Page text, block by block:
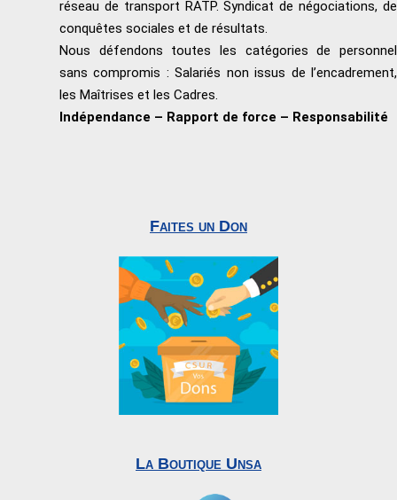
réseau de transport RATP. Syndicat de négociations, de
conquêtes sociales et de résultats.
Nous défendons toutes les catégories de personnel
sans compromis : Salariés non issus de l’encadrement,
les Maîtrises et les Cadres.
Indépendance – Rapport de force – Responsabilité
Faites un Don
La Boutique Unsa